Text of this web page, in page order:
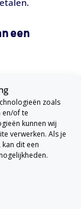
zoals
en/of te
kunnen wij
verwerken. Als je
dit een
een
Mercedes
van het
Daarbij
iedere